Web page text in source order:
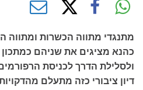
מתנגדי מתווה הכשרות ומתווה
כהנא מציגים את שניהם
ולסלילת הדרך לכניסת
דיון ציבורי כזה מתעלם